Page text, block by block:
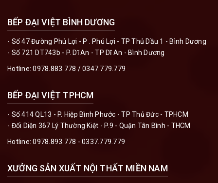
BẾP ĐẠI VIỆT BÌNH DƯƠNG
- Số 47 Đường Phú Lợi - P . Phú Lợi - TP Thủ Dầu 1 - Bình Dương
- Số 721 DT743b - P. Dĩ An - TP Dĩ An - Bình Dương
Hotline:0978.883.778 / 0347.779.779
BẾP ĐẠI VIỆT TPHCM
- Số 414 QL13 - P. Hiệp Bình Phước - TP Thủ Đức - TPHCM
- Đối Diện 367 Lý Thường Kiệt - P.9 - Quận Tân Bình - THCM
Hotline:0978.893.778 - 0337.779.779
XƯỞNG SẢN XUẤT NỘI THẤT MIỀN NAM